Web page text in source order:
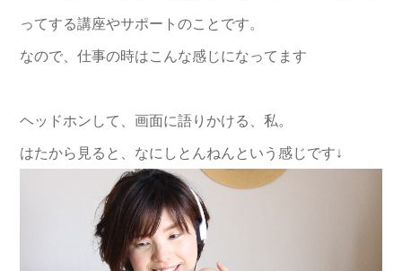
ってする講座やサポートのことです。
なので、仕事の時はこんな感じになってます
ヘッドホンして、画面に語りかける、私。
はたから見ると、なにしとんねんという感じです↓